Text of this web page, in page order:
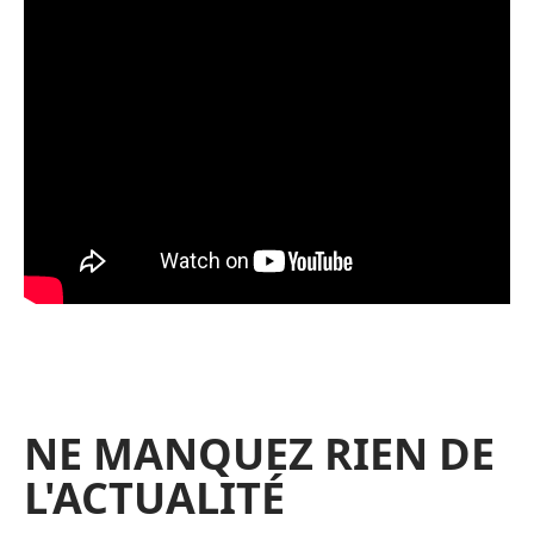
NE MANQUEZ RIEN DE
L'ACTUALITÉ